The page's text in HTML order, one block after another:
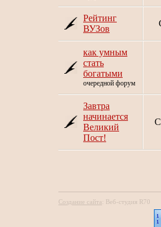
Рейтинг
ВУЗов
как умным
стать
богатыми
очередной форум
Завтра
начинается
Великий
Пост!
Создание сайта: Веб-студия R70